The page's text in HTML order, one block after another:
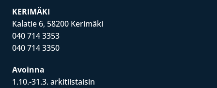
KERIMÄKI
Kalatie 6, 58200 Kerimäki
040 714 3353
040 714 3350
Avoinna
1.10.-31.3. arkitiistaisin